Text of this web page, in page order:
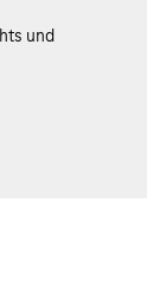
und